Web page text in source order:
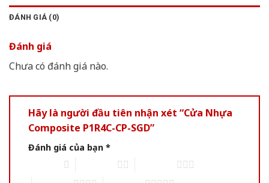
ĐÁNH GIÁ (0)
Đánh giá
Chưa có đánh giá nào.
Hãy là người đầu tiên nhận xét “Cửa Nhựa
Composite P1R4C-CP-SGD”
Đánh giá của bạn *